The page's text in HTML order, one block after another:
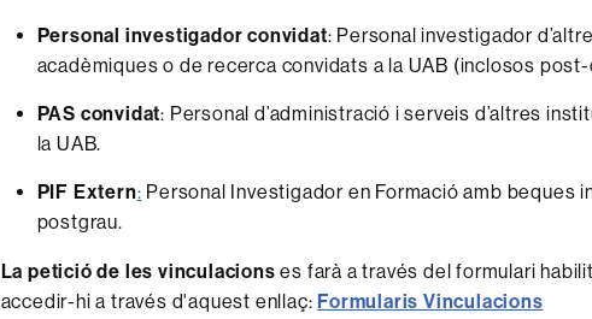
Personal investigador convidat: Personal investigador
acadèmiques o de recerca convidats a la UAB (inclosos
PAS convidat: Personal d’administració i serveis d’altres
la UAB.
PIF Extern: Personal Investigador en Formació amb beques
postgrau.
La petició de les vinculacions es farà a través del formulari
accedir-hi a través d'aquest enllaç:Formularis Vinculacions